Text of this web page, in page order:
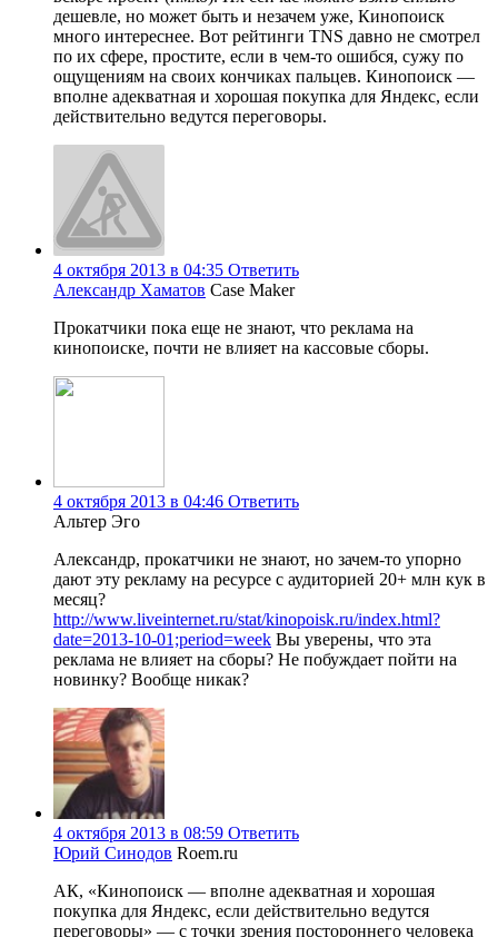
дешевле, но может быть и незачем уже, Кинопоиск
много интереснее. Вот рейтинги TNS давно не смотрел
по их сфере, простите, если в чем-то ошибся, сужу по
ощущениям на своих кончиках пальцев. Кинопоиск —
вполне адекватная и хорошая покупка для Яндекс, если
действительно ведутся переговоры.
4 октября 2013 в 04:35 Ответить
Александр Хаматов Case Maker
Прокатчики пока еще не знают, что реклама на
кинопоиске, почти не влияет на кассовые сборы.
4 октября 2013 в 04:46 Ответить
Альтер Эго
Александр, прокатчики не знают, но зачем-то упорно
дают эту рекламу на ресурсе с аудиторией 20+ млн кук в
месяц?
http://www.liveinternet.ru/stat/kinopoisk.ru/index.html?
date=2013-10-01;period=week Вы уверены, что эта
реклама не влияет на сборы? Не побуждает пойти на
новинку? Вообще никак?
4 октября 2013 в 08:59 Ответить
Юрий Синодов Roem.ru
АК, «Кинопоиск — вполне адекватная и хорошая
покупка для Яндекс, если действительно ведутся
переговоры» — с точки зрения постороннего человека